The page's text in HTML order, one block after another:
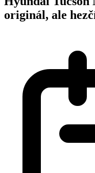
originál, ale